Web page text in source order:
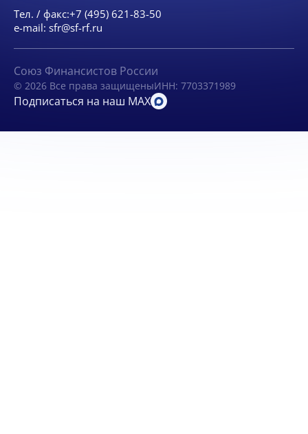
Тел. / факс:+7 (495) 621-83-50
e-mail: sfr@sf-rf.ru
Союз Финансистов России
© 2026 Все права защищеныИНН: 7703371989
Подписаться на наш MAX